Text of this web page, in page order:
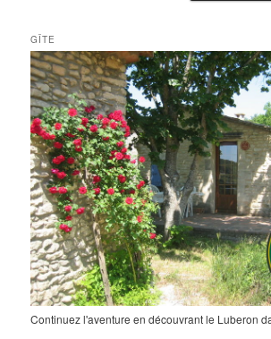
GÎTE
Continuez l'aventure en découvrant le Luberon